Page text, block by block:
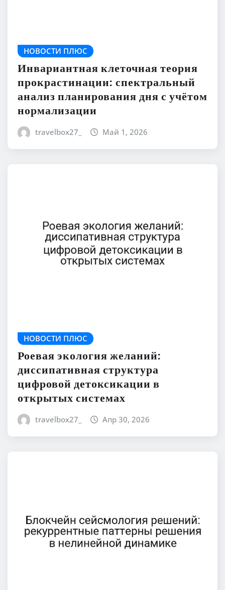
НОВОСТИ ПЛЮС
Инвариантная клеточная теория
прокрастинации: спектральный
анализ планирования дня с учётом
нормализации
travelbox27_ Май 1, 2026
НОВОСТИ ПЛЮС
Роевая экология желаний:
диссипативная структура
цифровой детоксикации в
открытых системах
travelbox27_ Апр 30, 2026